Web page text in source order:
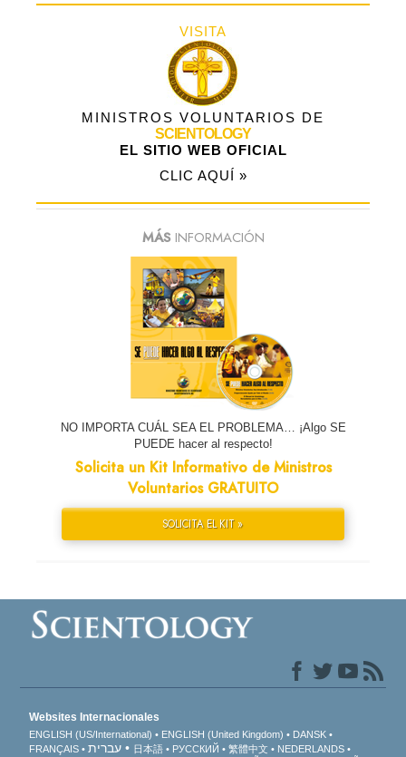
VISITA
MINISTROS VOLUNTARIOS DE
SCIENTOLOGY
EL SITIO WEB OFICIAL
CLIC AQUÍ »
MÁSINFORMACIÓN
NO IMPORTA CUÁL SEA EL PROBLEMA… ¡Algo SE
PUEDE hacer al respecto!
Solicita un Kit Informativo de Ministros
Voluntarios GRATUITO
SOLICITA EL KIT »
Websites Internacionales
ENGLISH (US/International) ENGLISH (United Kingdom)
DANSK
FRANÇAIS
עברית 日本語 РУССКИЙ 繁體中文
NEDERLANDS